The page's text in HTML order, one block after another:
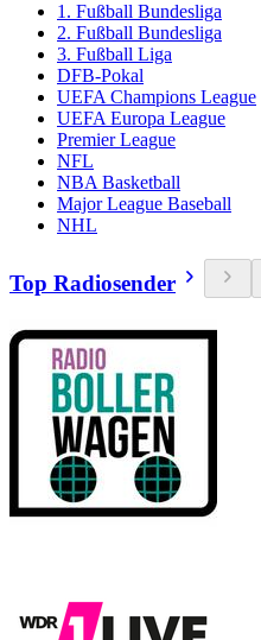
1. Fußball Bundesliga
2. Fußball Bundesliga
3. Fußball Liga
DFB-Pokal
UEFA Champions League
UEFA Europa League
Premier League
NFL
NBA Basketball
Major League Baseball
NHL
Top Radiosender